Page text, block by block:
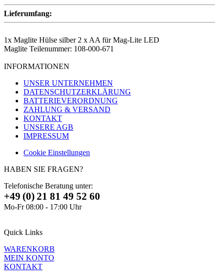
Lieferumfang:
1x Maglite Hülse silber 2 x AA für Mag-​Lite LED
Maglite Teilenummer: 108-000-671
INFORMATIONEN
UNSER UNTERNEHMEN
DATENSCHUTZERKLÄRUNG
BATTERIEVERORDNUNG
ZAHLUNG & VERSAND
KONTAKT
UNSERE AGB
IMPRESSUM
Cookie Einstellungen
HABEN SIE FRAGEN?
Telefonische Beratung unter:
+49 (0) 21 81 49 52 60
Mo-Fr 08:00 - 17:00 Uhr
Quick Links
WARENKORB
MEIN KONTO
KONTAKT